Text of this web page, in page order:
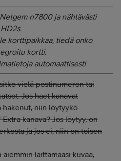
n7800 ja nähtävästi
korttipaikkaa, tiedä onko
kortti.
automaattisesti
vielä postinumeron tai
Jos haet kanavat
niin löytyykö
kanava? Jos löytyy, on
ja jos ei, niin on toisen
laittamaasi kuvaa,